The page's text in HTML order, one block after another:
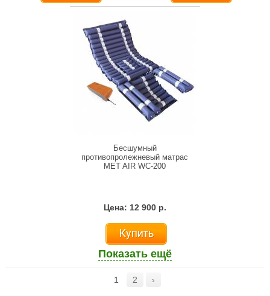
Бесшумный
противопролежневый матрас
MET AIR WC-200
Цена: 12 900 р.
Купить
Показать ещё
1 2 ›